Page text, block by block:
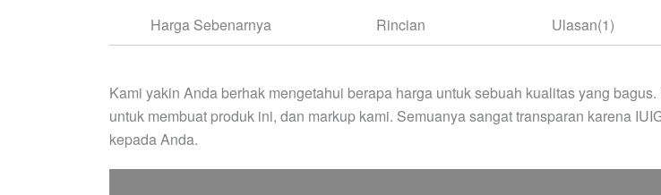
Harga Sebenarnya Rincian Ulasan(1)
Kami yakin Anda berhak mengetahui berapa harga untuk sebuah kualitas yang
untuk membuat produk ini, dan markup kami. Semuanya sangat transparan karena
kepada Anda.